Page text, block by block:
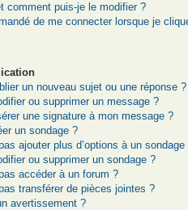
comment puis-je le modifier ?
de me connecter lorsque je
un nouveau sujet ou une réponse ?
ou supprimer un message ?
une signature à mon message ?
un sondage ?
ajouter plus d’options à un sondage
ou supprimer un sondage ?
accéder à un forum ?
transférer de pièces jointes ?
avertissement ?